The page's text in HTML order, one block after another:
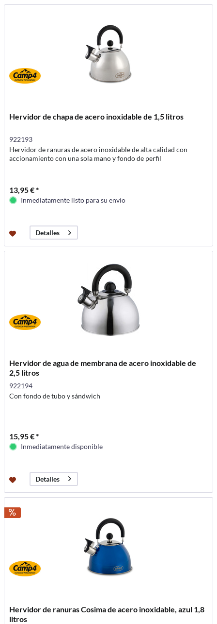
Hervidor de chapa de acero inoxidable de 1,5 litros
922193
Hervidor de ranuras de acero inoxidable de alta calidad con
accionamiento con una sola mano y fondo de perfil
13,95 € *
Inmediatamente listo para su envío
Detalles
Hervidor de agua de membrana de acero inoxidable de
2,5 litros
922194
Con fondo de tubo y sándwich
15,95 € *
Inmediatamente disponible
Detalles
Hervidor de ranuras Cosima de acero inoxidable, azul 1,8
litros